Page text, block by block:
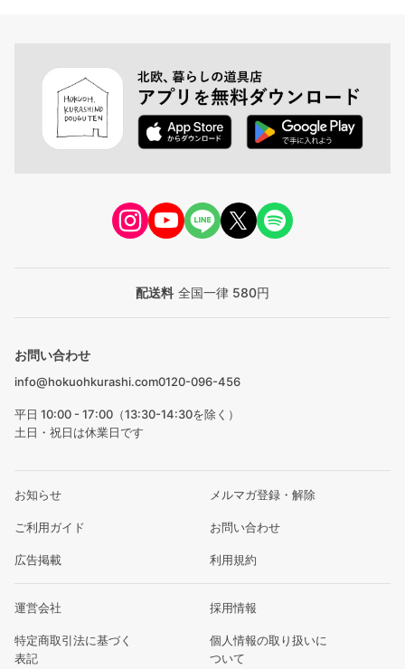
配送料 全国一律 580円
お問い合わせ
info@hokuohkurashi.com0120-096-456
平日 10:00 - 17:00（13:30-14:30を除く）
土日・祝日は休業日です
お知らせ メルマガ登録・解除
ご利用ガイド お問い合わせ
広告掲載 利用規約
運営会社 採用情報
特定商取引法に基づく
表記
個人情報の取り扱いに
ついて